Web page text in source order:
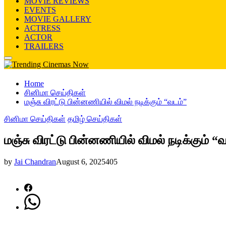
EVENTS
MOVIE GALLERY
ACTRESS
ACTOR
TRAILERS
Primary
Menu
Home
சினிமா செய்திகள்
மஞ்சு விரட்டு பின்னணியில் விமல் நடிக்கும் “வடம்”
சினிமா செய்திகள் தமிழ் செய்திகள்
மஞ்சு விரட்டு பின்னணியில் விமல் நடிக்கும்
by Jai ChandranAugust 6, 2025405